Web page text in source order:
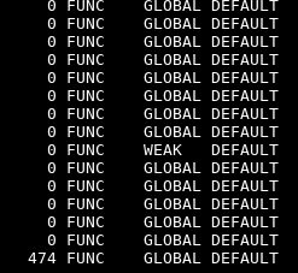
0 FUNC    GLOBAL DEFAULT
0 FUNC    GLOBAL DEFAULT
0 FUNC    GLOBAL DEFAULT
0 FUNC    GLOBAL DEFAULT
0 FUNC    GLOBAL DEFAULT
0 FUNC    GLOBAL DEFAULT
0 FUNC    GLOBAL DEFAULT
0 FUNC    GLOBAL DEFAULT
0 FUNC    WEAK   DEFAULT
0 FUNC    GLOBAL DEFAULT
0 FUNC    GLOBAL DEFAULT
0 FUNC    GLOBAL DEFAULT
0 FUNC    GLOBAL DEFAULT
0 FUNC    GLOBAL DEFAULT
474 FUNC    GLOBAL DEFAULT